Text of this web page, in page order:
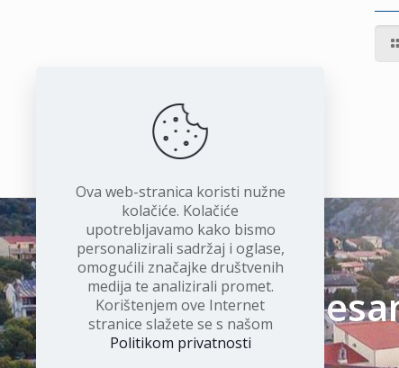
Ova web-stranica koristi nužne
kolačiće. Kolačiće
upotrebljavamo kako bismo
personalizirali sadržaj i oglase,
omogućili značajke društvenih
medija te analizirali promet.
Korištenjem ove Internet
stranice slažete se s našom
Politikom privatnosti